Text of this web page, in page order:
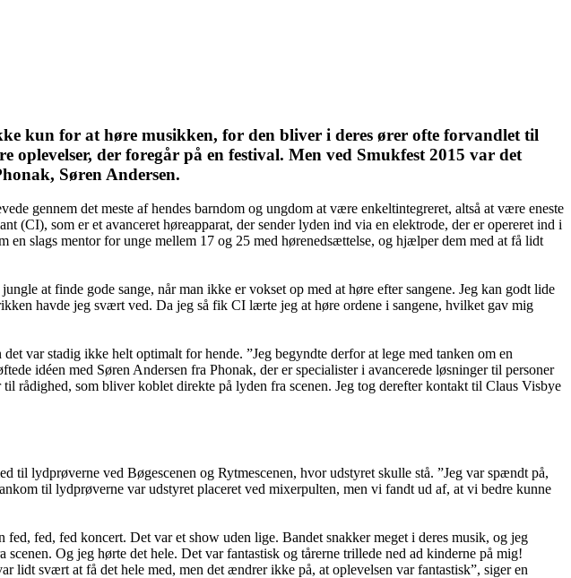
kun for at høre musikken, for den bliver i deres ører ofte forvandlet til
der foregår på en festival. Men ved Smukfest 2015 var det
Søren Andersen.
gennem det meste af hendes barndom og ungdom at være enkeltintegreret, altså at være eneste
(CI), som er et avanceret høreapparat, der sender lyden ind via en elektrode, der er opereret ind i
en slags mentor for unge mellem 17 og 25 med hørenedsættelse, og hjælper dem med at få lidt
at finde gode sange, når man ikke er vokset op med at høre efter sangene. Jeg kan godt lide
havde jeg svært ved. Da jeg så fik CI lærte jeg at høre ordene i sangene, hvilket gav mig
var stadig ikke helt optimalt for hende. ”Jeg begyndte derfor at lege med tanken om en
idéen med Søren Andersen fra Phonak, der er specialister i avancerede løsninger til personer
rådighed, som bliver koblet direkte på lyden fra scenen. Jeg tog derefter kontakt til Claus Visbye
lydprøverne ved Bøgescenen og Rytmescenen, hvor udstyret skulle stå. ”Jeg var spændt på,
til lydprøverne var udstyret placeret ved mixerpulten, men vi fandt ud af, at vi bedre kunne
fed, fed koncert. Det var et show uden lige. Bandet snakker meget i deres musik, og jeg
Og jeg hørte det hele. Det var fantastisk og tårerne trillede ned ad kinderne på mig!
lidt svært at få det hele med, men det ændrer ikke på, at oplevelsen var fantastisk”, siger en